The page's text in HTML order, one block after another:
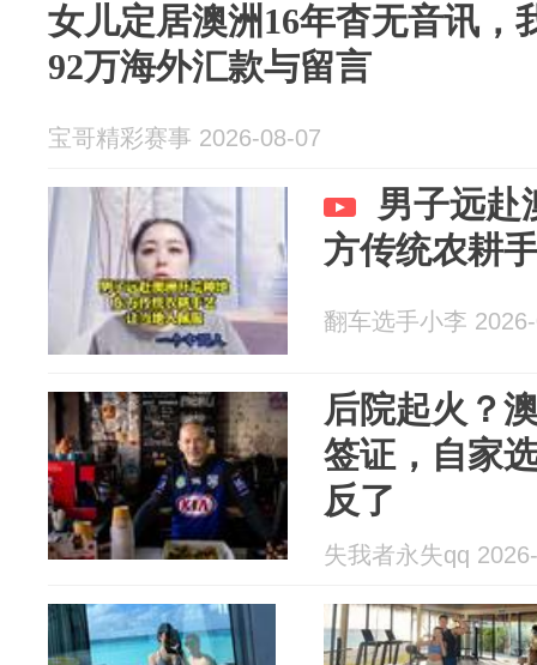
女儿定居澳洲16年杳无音讯，
92万海外汇款与留言
宝哥精彩赛事 2026-08-07
男子远赴
方传统农耕
翻车选手小李
后院起火？
签证，自家
反了
失我者永失qq